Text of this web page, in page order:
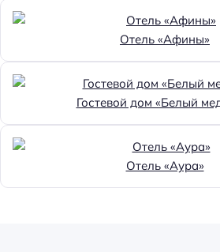
Отель «Афины»
Гостевой дом «Белый
Отель «Аура»